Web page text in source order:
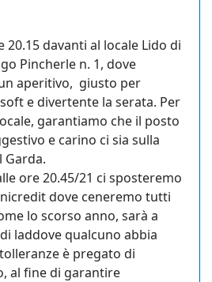
20.15 davanti al locale Lido di
Pincherle n. 1, dove
aperitivo, giusto per
e divertente la serata. Per
garantiamo che il posto
e carino ci sia sulla
Garda.
ore 20.45/21 ci sposteremo
dove ceneremo tutti
lo scorso anno, sarà a
laddove qualcuno abbia
è pregato di
al fine di garantire